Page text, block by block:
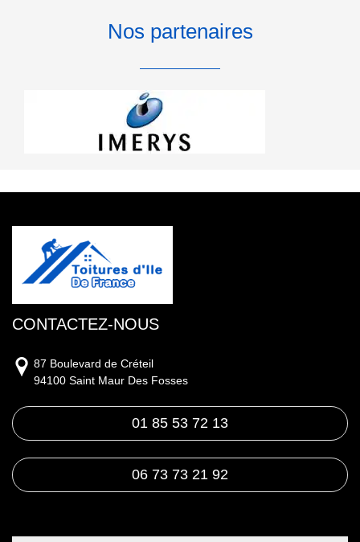
Nos partenaires
CONTACTEZ-NOUS
87 Boulevard de Créteil
94100 Saint Maur Des Fosses
01 85 53 72 13
06 73 73 21 92